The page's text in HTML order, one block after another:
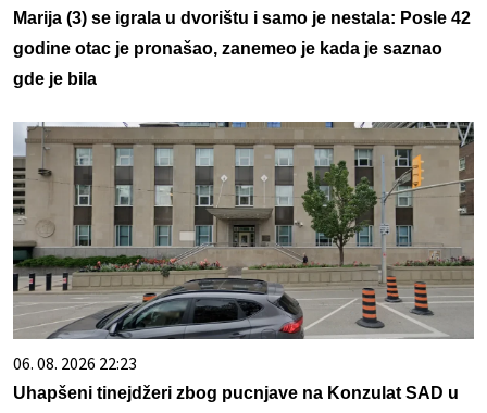
Marija (3) se igrala u dvorištu i samo je nestala: Posle 42
godine otac je pronašao, zanemeo je kada je saznao
gde je bila
06. 08. 2026 22:23
Uhapšeni tinejdžeri zbog pucnjave na Konzulat SAD u